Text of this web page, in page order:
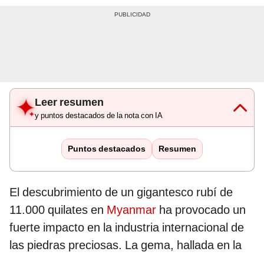
Leer resumen
y puntos destacados de la nota con IA
Puntos destacados Resumen
El descubrimiento de un gigantesco rubí de
11.000 quilates en Myanmar ha provocado un
fuerte impacto en la industria internacional de
las piedras preciosas. La gema, hallada en la